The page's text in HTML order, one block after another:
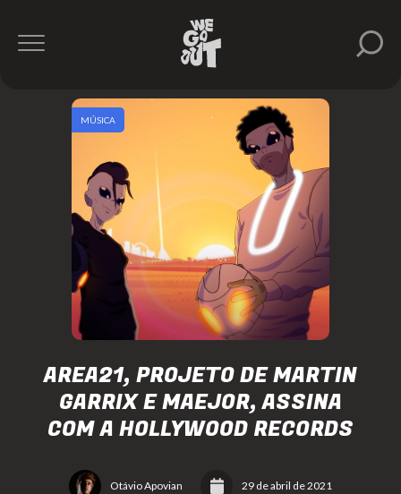
AREA21, PROJETO DE MARTIN
GARRIX E MAEJOR, ASSINA
COM A HOLLYWOOD RECORDS
Otávio Apovian 29 de abril de 2021
MÚSICA